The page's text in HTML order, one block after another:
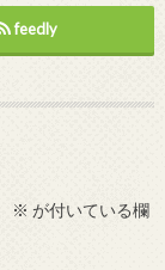
feedly
※ が付いている欄